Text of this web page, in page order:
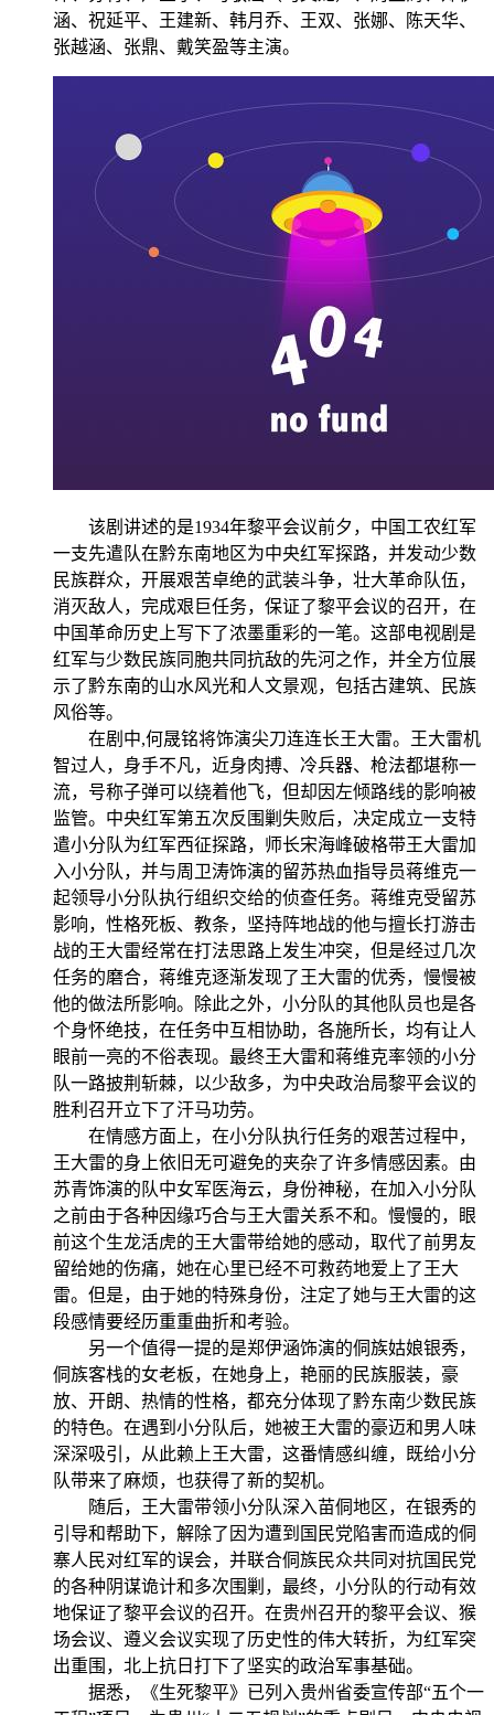
涵、祝延平、王建新、韩月乔、王双、张娜、陈天华、
张越涵、张鼎、戴笑盈等主演。
该剧讲述的是1934年黎平会议前夕，中国工农红军
一支先遣队在黔东南地区为中央红军探路，并发动少数
民族群众，开展艰苦卓绝的武装斗争，壮大革命队伍，
消灭敌人，完成艰巨任务，保证了黎平会议的召开，在
中国革命历史上写下了浓墨重彩的一笔。这部电视剧是
红军与少数民族同胞共同抗敌的先河之作，并全方位展
示了黔东南的山水风光和人文景观，包括古建筑、民族
风俗等。
在剧中,何晟铭将饰演尖刀连连长王大雷。王大雷机
智过人，身手不凡，近身肉搏、冷兵器、枪法都堪称一
流，号称子弹可以绕着他飞，但却因左倾路线的影响被
监管。中央红军第五次反围剿失败后，决定成立一支特
遣小分队为红军西征探路，师长宋海峰破格带王大雷加
入小分队，并与周卫涛饰演的留苏热血指导员蒋维克一
起领导小分队执行组织交给的侦查任务。蒋维克受留苏
影响，性格死板、教条，坚持阵地战的他与擅长打游击
战的王大雷经常在打法思路上发生冲突，但是经过几次
任务的磨合，蒋维克逐渐发现了王大雷的优秀，慢慢被
他的做法所影响。除此之外，小分队的其他队员也是各
个身怀绝技，在任务中互相协助，各施所长，均有让人
眼前一亮的不俗表现。最终王大雷和蒋维克率领的小分
队一路披荆斩棘，以少敌多，为中央政治局黎平会议的
胜利召开立下了汗马功劳。
在情感方面上，在小分队执行任务的艰苦过程中，
王大雷的身上依旧无可避免的夹杂了许多情感因素。由
苏青饰演的队中女军医海云，身份神秘，在加入小分队
之前由于各种因缘巧合与王大雷关系不和。慢慢的，眼
前这个生龙活虎的王大雷带给她的感动，取代了前男友
留给她的伤痛，她在心里已经不可救药地爱上了王大
雷。但是，由于她的特殊身份，注定了她与王大雷的这
段感情要经历重重曲折和考验。
另一个值得一提的是郑伊涵饰演的侗族姑娘银秀，
侗族客栈的女老板，在她身上，艳丽的民族服装，豪
放、开朗、热情的性格，都充分体现了黔东南少数民族
的特色。在遇到小分队后，她被王大雷的豪迈和男人味
深深吸引，从此赖上王大雷，这番情感纠缠，既给小分
队带来了麻烦，也获得了新的契机。
随后，王大雷带领小分队深入苗侗地区，在银秀的
引导和帮助下，解除了因为遭到国民党陷害而造成的侗
寨人民对红军的误会，并联合侗族民众共同对抗国民党
的各种阴谋诡计和多次围剿，最终，小分队的行动有效
地保证了黎平会议的召开。在贵州召开的黎平会议、猴
场会议、遵义会议实现了历史性的伟大转折，为红军突
出重围，北上抗日打下了坚实的政治军事基础。
据悉，《生死黎平》已列入贵州省委宣传部“五个一